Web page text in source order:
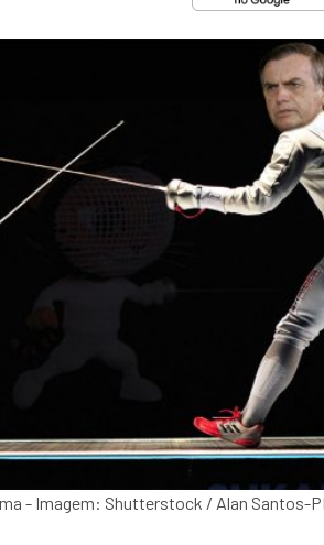
- Imagem: Shutterstock / Alan Santos-